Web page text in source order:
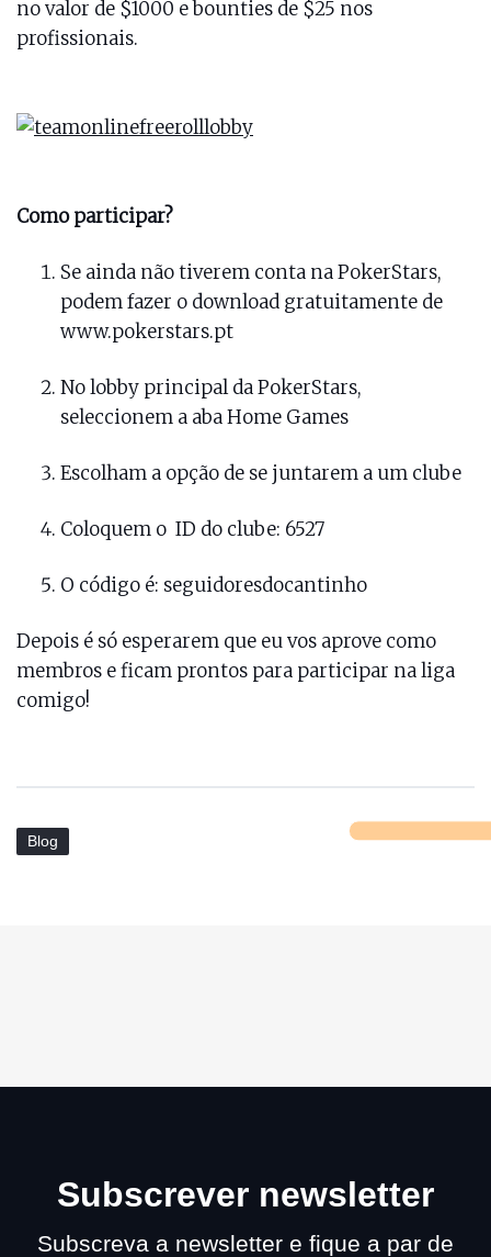
no valor de $1000 e bounties de $25 nos
profissionais.
Como participar?
Se ainda não tiverem conta na PokerStars,
podem fazer o download gratuitamente de
www.pokerstars.pt
No lobby principal da PokerStars,
seleccionem a aba Home Games
Escolham a opção de se juntarem a um clube
Coloquem o ID do clube: 6527
O código é: seguidoresdocantinho
Depois é só esperarem que eu vos aprove como
membros e ficam prontos para participar na liga
comigo!
Blog
Subscrever newsletter
Subscreva a newsletter e fique a par de